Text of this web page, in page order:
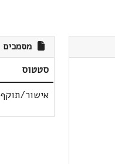
מסמכים
סטטוס
אישור/תוקף